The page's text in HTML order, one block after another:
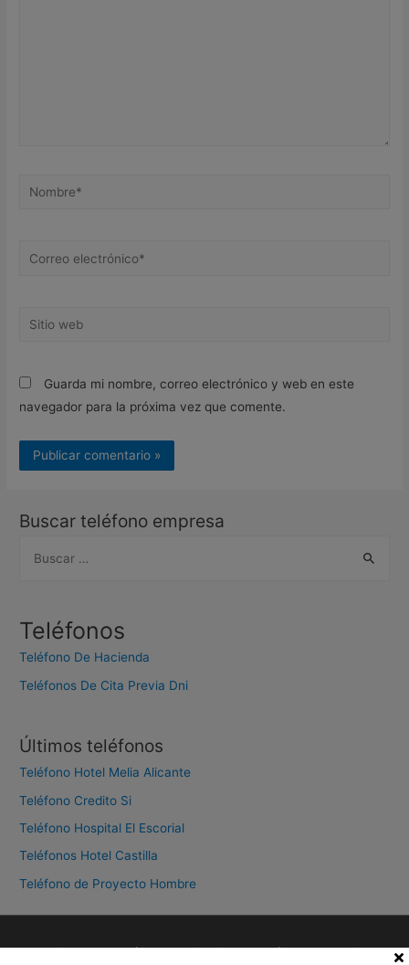
Nombre*
Correo
Sitio
Guarda mi nombre, correo electrónico y web en este
navegador para la próxima vez que comente.
Buscar teléfono empresa
c
:
Teléfonos
Teléfono De Hacienda
Teléfonos De Cita Previa Dni
Últimos teléfonos
Teléfono Hotel Melia Alicante
Teléfono Credito Si
Teléfono Hospital El Escorial
Teléfonos Hotel Castilla
Teléfono de Proyecto Hombre
Aviso legal Política de privacidad Política de cookies